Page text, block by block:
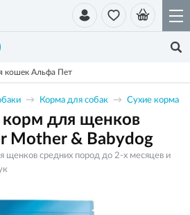
кошек Альфа Пет
Корма для собак Сухие корма
корм для щенков
Mother & Babydog
щенков средних пород до 2-х месяцев и